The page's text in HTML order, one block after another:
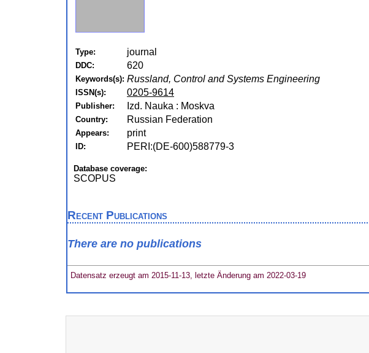
Type: journal
DDC: 620
Keywords(s): Russland, Control and Systems Engineering
ISSN(s): 0205-9614
Publisher: Izd. Nauka : Moskva
Country: Russian Federation
Appears: print
ID: PERI:(DE-600)588779-3
Database coverage:
SCOPUS
Recent Publications
There are no publications
Datensatz erzeugt am 2015-11-13, letzte Änderung am 2022-03-19